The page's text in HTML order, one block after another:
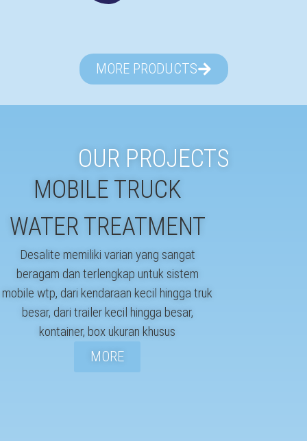
MORE PRODUCTS
OUR PROJECTS
MOBILE TRUCK
WATER TREATMENT
Desalite memiliki varian yang sangat
beragam dan terlengkap untuk sistem
mobile wtp, dari kendaraan kecil hingga truk
besar, dari trailer kecil hingga besar,
kontainer, box ukuran khusus
MORE